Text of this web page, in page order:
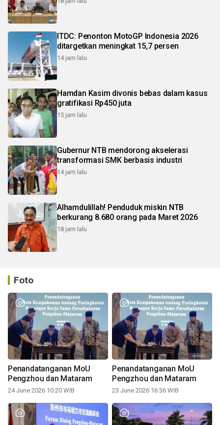
ITDC: Penonton MotoGP Indonesia 2026
ditargetkan meningkat 15,7 persen
14 jam lalu
Hamdan Kasim divonis bebas dalam kasus
gratifikasi Rp450 juta
15 jam lalu
Gubernur NTB mendorong akselerasi
transformasi SMK berbasis industri
14 jam lalu
Alhamdulillah! Penduduk miskin NTB
berkurang 8.680 orang pada Maret 2026
18 jam lalu
Foto
Penandatanganan MoU
Pengzhou dan Mataram
24 June 2026 10:20 WIB
Penandatanganan MoU
Pengzhou dan Mataram
23 June 2026 16:36 WIB